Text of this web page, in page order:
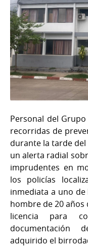
Personal del
recorridas de
durante la tarde
un alerta radial
imprudentes en
los policías
inmediata a uno
hombre de 20
licencia para
documentación
adquirido el